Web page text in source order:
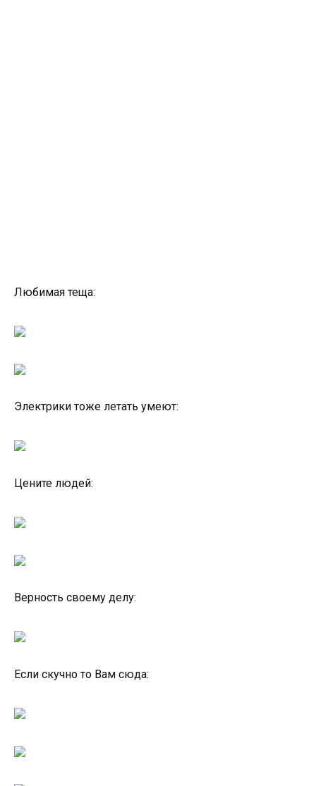
Любимая теща:
Электрики тоже летать умеют:
Цените людей:
Верность своему делу:
Если скучно то Вам сюда: